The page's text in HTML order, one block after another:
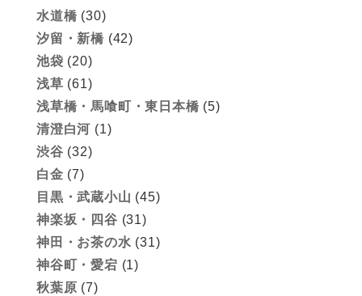
水道橋 (30)
汐留・新橋 (42)
池袋 (20)
浅草 (61)
浅草橋・馬喰町・東日本橋 (5)
清澄白河 (1)
渋谷 (32)
白金 (7)
目黒・武蔵小山 (45)
神楽坂・四谷 (31)
神田・お茶の水 (31)
神谷町・愛宕 (1)
秋葉原 (7)